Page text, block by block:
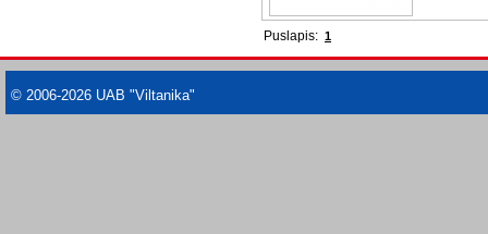
Puslapis: 1
© 2006-2026 UAB "Viltanika"